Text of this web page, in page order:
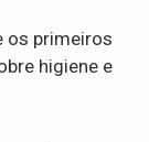
os primeiros
higiene e